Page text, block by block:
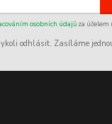
osobních údajůza účelem
odhlásit. Zasíláme